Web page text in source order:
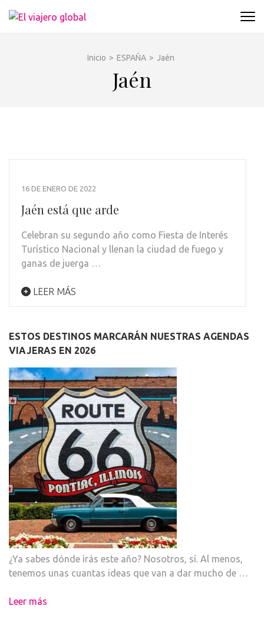
Un espacio donde descubrir la cara B de los
desde su música hasta su arquitectura o sus
Inicio > ESPAÑA > Jaén
Jaén
16 DE ENERO DE 2022
Jaén está que arde
Celebran su segundo año como Fiesta de Interés
Turístico Nacional y llenan la ciudad de fuego y
ganas de juerga …
LEER MÁS
ESTOS DESTINOS MARCARÁN NUESTRAS AGENDAS
VIAJERAS EN 2026
¿Ya sabes dónde irás este año? Nosotros, sí. Al menos,
tenemos unas cuantas ideas que van a dar mucho de …
Leer más